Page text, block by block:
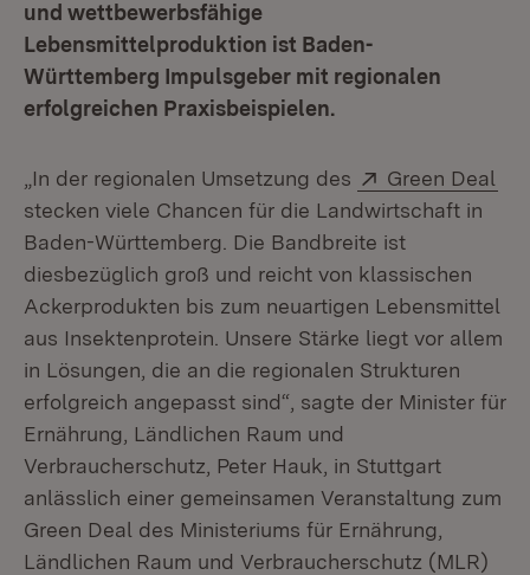
und wettbewerbsfähige
Lebensmittelproduktion ist Baden-
Württemberg Impulsgeber mit regionalen
erfolgreichen Praxisbeispielen.
„In der regionalen Umsetzung des Extern:
Green Deal
stecken viele Chancen für die Landwirtschaft in
Baden-Württemberg. Die Bandbreite ist
diesbezüglich groß und reicht von klassischen
Ackerprodukten bis zum neuartigen Lebensmittel
aus Insektenprotein. Unsere Stärke liegt vor allem
in Lösungen, die an die regionalen Strukturen
erfolgreich angepasst sind“, sagte der Minister für
Ernährung, Ländlichen Raum und
Verbraucherschutz, Peter Hauk, in Stuttgart
anlässlich einer gemeinsamen Veranstaltung zum
Green Deal des Ministeriums für Ernährung,
Ländlichen Raum und Verbraucherschutz (MLR)